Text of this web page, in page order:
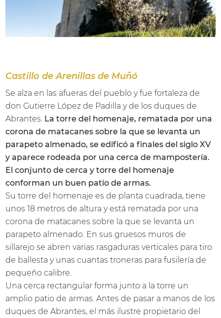
Castillo de Arenillas de Muñó
Se alza en las afueras del pueblo y fue fortaleza de
don Gutierre López de Padilla y de los duques de
Abrantes. La torre del homenaje, rematada por una
corona de matacanes sobre la que se levanta un
parapeto almenado, se edificó a finales del siglo XV
y aparece rodeada por una cerca de mampostería.
El conjunto de cerca y torre del homenaje
conforman un buen patio de armas.
Su torre del homenaje es de planta cuadrada, tiene
unos 18 metros de altura y está rematada por una
corona de matacanes sobre la que se levanta un
parapeto almenado. En sus gruesos muros de
sillarejo se abren varias rasgaduras verticales para tiro
de ballesta y unas cuantas troneras para fusilería de
pequeño calibre.
Una cerca rectangular forma junto a la torre un
amplio patio de armas. Antes de pasar a manos de los
duques de Abrantes, el más ilustre propietario del